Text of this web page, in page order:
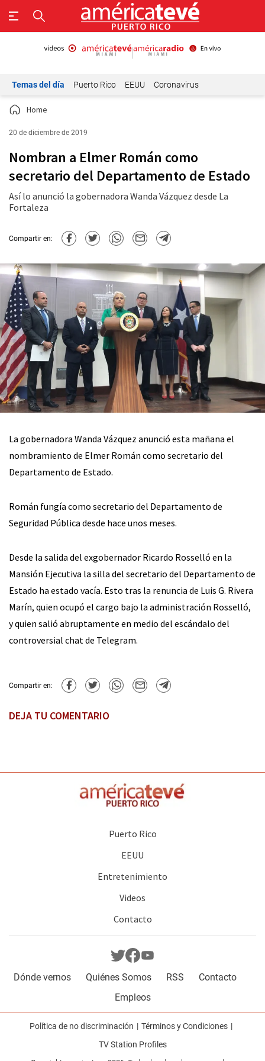
Temas del día Puerto Rico EEUU Coronavirus
Home
20 de diciembre de 2019
Nombran a Elmer Román como
secretario del Departamento de Estado
Así lo anunció la gobernadora Wanda Vázquez desde La
Fortaleza
Compartir en:
La gobernadora Wanda Vázquez anunció esta mañana el
nombramiento de Elmer Román como secretario del
Departamento de Estado.
Román fungía como secretario del Departamento de
Seguridad Pública desde hace unos meses.
Desde la salida del exgobernador Ricardo Rosselló en la
Mansión Ejecutiva la silla del secretario del Departamento de
Estado ha estado vacía. Esto tras la renuncia de Luis G. Rivera
Marín, quien ocupó el cargo bajo la administración Rosselló,
y quien salió abruptamente en medio del escándalo del
controversial chat de Telegram.
Compartir en:
DEJA TU COMENTARIO
Puerto Rico
EEUU
Entretenimiento
Videos
Contacto
Dónde vernos Quiénes Somos RSS
Contacto
Empleos
Política de no discriminación
Términos y Condiciones
TV Station Profiles